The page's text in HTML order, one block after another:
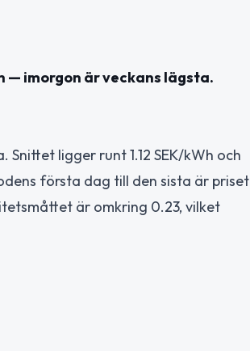
— imorgon är veckans lägsta.
ligger runt 1.12 SEK/kWh och
första dag till den sista är priset
är omkring 0.23, vilket